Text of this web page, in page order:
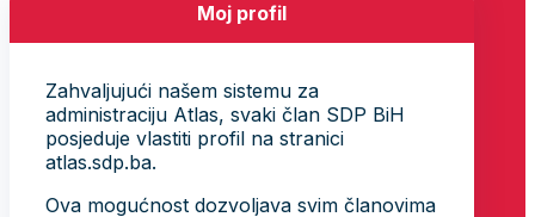
Moj profil
Zahvaljujući našem sistemu za
administraciju Atlas, svaki član SDP BiH
posjeduje vlastiti profil na stranici
atlas.sdp.ba.
Ova mogućnost dozvoljava svim članovima